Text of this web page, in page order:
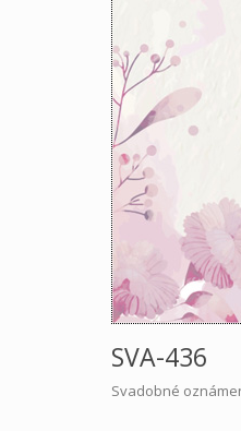
SVA-436
Svadobné